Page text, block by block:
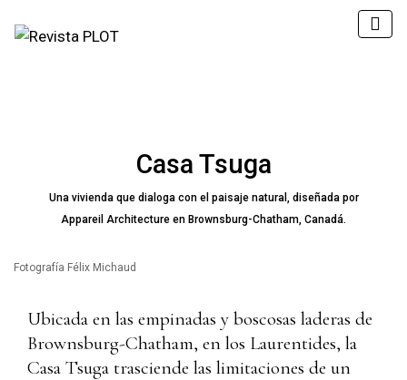
Casa Tsuga
Una vivienda que dialoga con el paisaje natural, diseñada por
Appareil Architecture en Brownsburg-Chatham, Canadá.
Fotografía Félix Michaud
Ubicada en las empinadas y boscosas laderas de
Brownsburg-Chatham, en los Laurentides, la
Casa Tsuga trasciende las limitaciones de un